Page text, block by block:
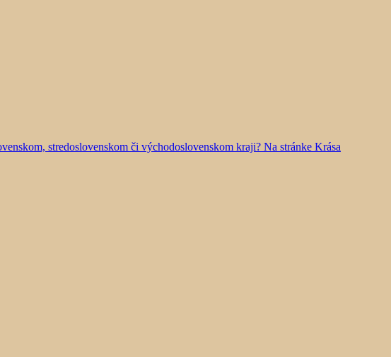
stredoslovenskom či východoslovenskom kraji? Na stránke Krása